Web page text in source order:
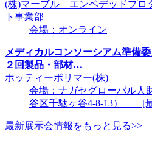
(株)マーブル エンベデッドプロ
ト事業部
会場：オンライン
メディカルコンソーシアム準
２回製品・部材…
ホッティーポリマー(株)
会場：ナガセグローバル人
谷区千駄ヶ谷4-8-13） [
最新展示会情報をもっと見る>>